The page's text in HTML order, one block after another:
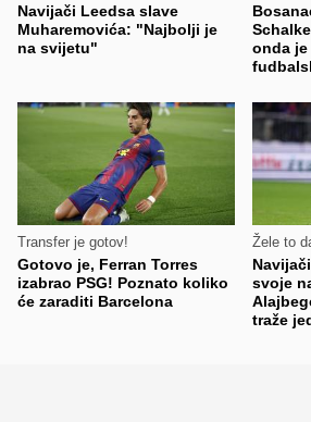
Navijači Leedsa slave
Muharemovića: "Najbolji je
na svijetu"
onda
Transfer je gotov!
Gotovo je, Ferran Torres
izabrao PSG! Poznato koliko
će zaraditi Barcelona
Žele to
svoje
traže